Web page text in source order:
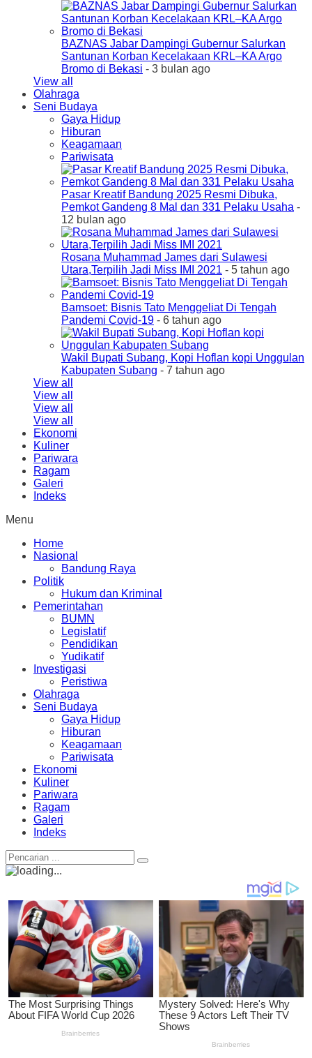
BAZNAS Jabar Dampingi Gubernur Salurkan
Santunan Korban Kecelakaan KRL–KA Argo
Bromo di Bekasi - 3 bulan ago
View all
Olahraga
Seni Budaya
Gaya Hidup
Hiburan
Keagamaan
Pariwisata
Pasar Kreatif Bandung 2025 Resmi Dibuka,
Pemkot Gandeng 8 Mal dan 331 Pelaku Usaha -
12 bulan ago
Rosana Muhammad James dari Sulawesi
Utara,Terpilih Jadi Miss IMI 2021 - 5 tahun ago
Bamsoet: Bisnis Tato Menggeliat Di Tengah
Pandemi Covid-19 - 6 tahun ago
Wakil Bupati Subang, Kopi Hoflan kopi Unggulan
Kabupaten Subang - 7 tahun ago
View all
View all
View all
View all
Ekonomi
Kuliner
Pariwara
Ragam
Galeri
Indeks
Menu
Home
Nasional
Bandung Raya
Politik
Hukum dan Kriminal
Pemerintahan
BUMN
Legislatif
Pendidikan
Yudikatif
Investigasi
Peristiwa
Olahraga
Seni Budaya
Gaya Hidup
Hiburan
Keagamaan
Pariwisata
Ekonomi
Kuliner
Pariwara
Ragam
Galeri
Indeks